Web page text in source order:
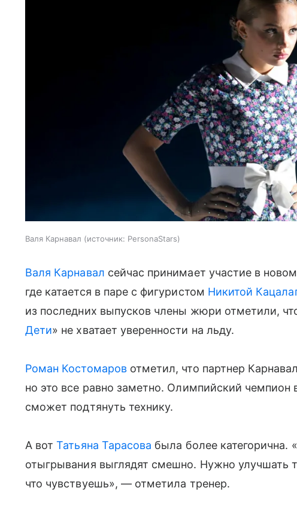
Валя Карнавал источник: PersonaStars
Валя Карнавал сейчас принимает участие в
где катается в паре с фигуристом Никитой
из последних выпусков члены жюри отметили,
Дети» не хватает уверенности на льду.
Роман Костомаровотметил, что партнер
но это все равно заметно. Олимпийский чемпион
сможет подтянуть технику.
А вотТатьяна Тарасова была более категорична.
отыгрывания выглядят смешно. Нужно улучшать
что чувствуешь», — отметила тренер.